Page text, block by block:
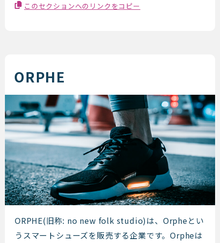
このセクションへのリンクをコピー
ORPHE
ORPHE
ORPHE(旧称: no new folk studio)は、Orpheとい
うスマートシューズを販売する企業です。Orpheは